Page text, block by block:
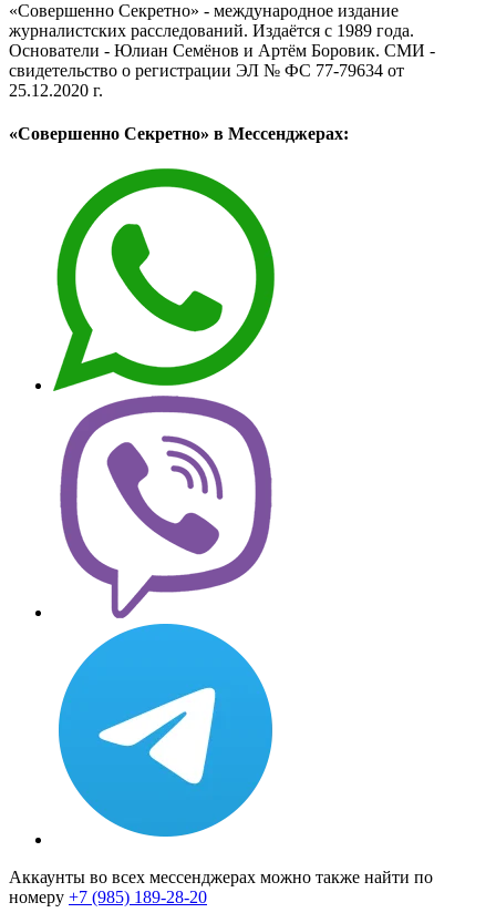
«Совершенно Секретно» - международное издание
журналистских расследований. Издаётся с 1989 года.
Основатели - Юлиан Семёнов и Артём Боровик. CМИ -
свидетельство о регистрации ЭЛ № ФС 77-79634 от
25.12.2020 г.
«Совершенно Секретно» в Мессенджерах:
Аккаунты во всех мессенджерах можно также найти по
номеру +7 (985) 189-28-20